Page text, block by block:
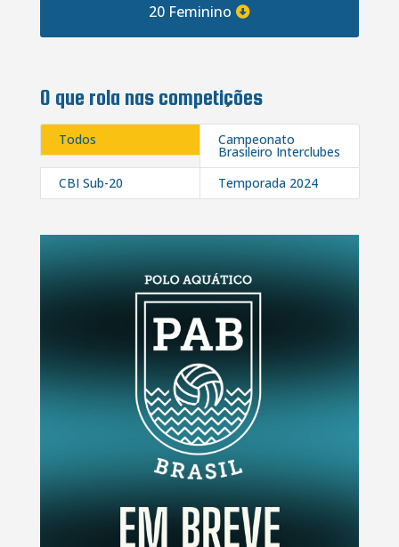
20 Feminino
O que rola nas competições
Todos Campeonato
Brasileiro Interclubes
CBI Sub-20
Temporada 2024